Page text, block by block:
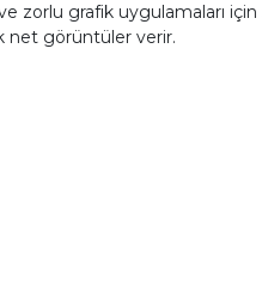
zorlu grafik uygulamaları
net görüntüler verir.